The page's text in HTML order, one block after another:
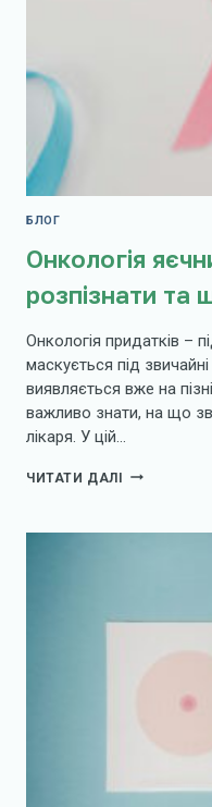
БЛОГ
Онкологія
розпізнати та
Онкологія придатків –
маскується під
виявляється вже на
важливо знати, на що
лікаря. У цій…
ЧИТАТИ ДАЛІ ОНКОЛОГІЯ
ВЧАСНО